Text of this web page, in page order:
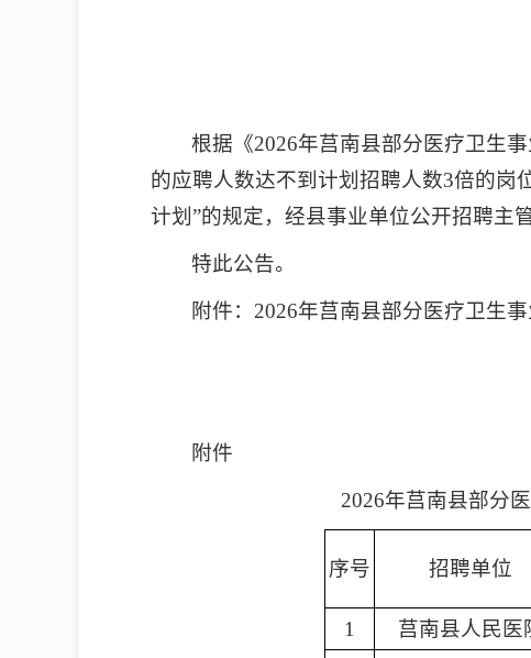
根据《2026年莒南县部分医疗卫生
的应聘人数达不到计划招聘人数3倍的岗
计划”的规定，经县事业单位公开招聘主
特此公告。
附件：2026年莒南县部分医疗卫生
附件
2026年莒南县部分
序号 招聘单位
1
莒南县人民医